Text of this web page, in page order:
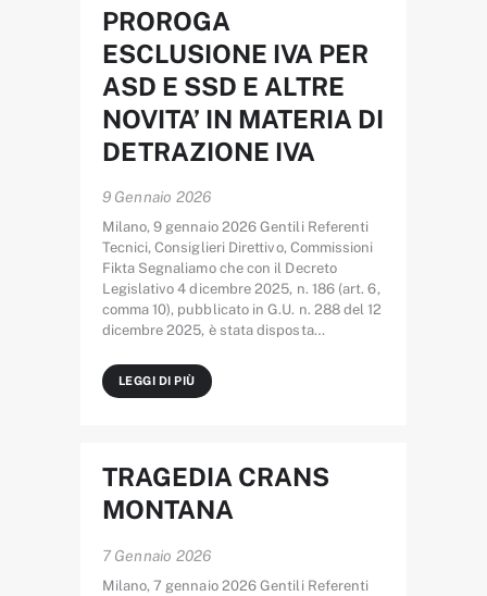
PROROGA
ESCLUSIONE IVA PER
ASD E SSD E ALTRE
NOVITA’ IN MATERIA DI
DETRAZIONE IVA
9 Gennaio 2026
Milano, 9 gennaio 2026 Gentili Referenti
Tecnici, Consiglieri Direttivo, Commissioni
Fikta Segnaliamo che con il Decreto
Legislativo 4 dicembre 2025, n. 186 (art. 6,
comma 10), pubblicato in G.U. n. 288 del 12
dicembre 2025, è stata disposta…
LEGGI DI PIÙ
TRAGEDIA CRANS
MONTANA
7 Gennaio 2026
Milano, 7 gennaio 2026 Gentili Referenti